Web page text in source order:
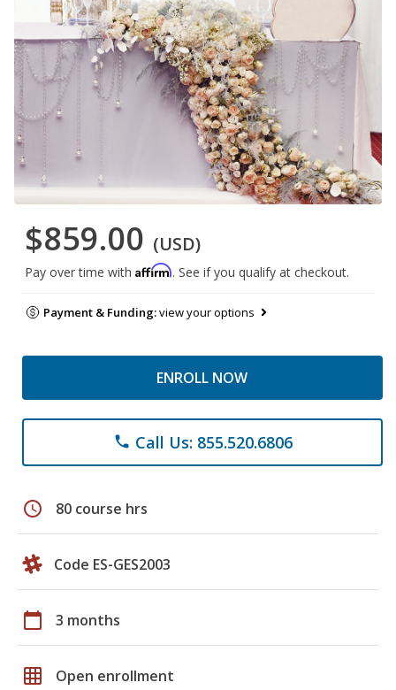
$859.00 (USD)
Pay over time with Affirm. See if you qualify at checkout.
Payment & Funding:view your options
ENROLL NOW
phone Call Us: 855.520.6806
schedule 80 course hrs
Code ES-GES2003
calendar_today 3 months
grid_on Open enrollment